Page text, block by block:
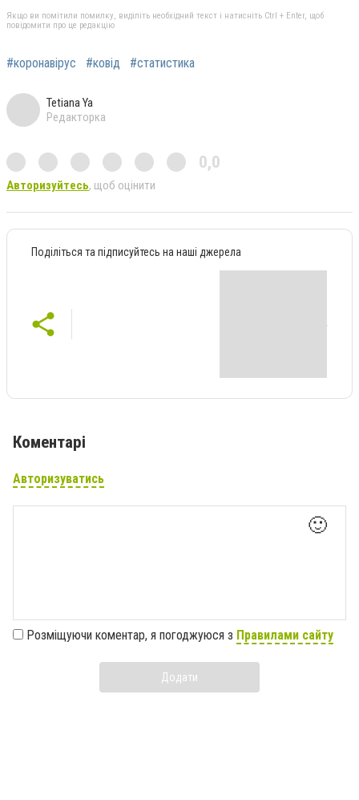
Якщо ви помітили помилку, виділіть необхідний текст і натисніть Ctrl + Enter, щоб
повідомити про це редакцію
#коронавірус #ковід #статистика
Tetiana Ya
Редакторка
0,0
Авторизуйтесь, щоб оцінити
Поділіться та підписуйтесь на наші джерела
Коментарі
Авторизуватись
🙂
Розміщуючи коментар, я погоджуюся з Правилами сайту
Додати